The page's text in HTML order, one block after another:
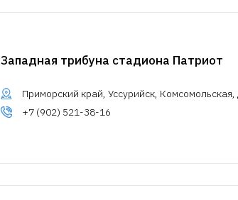
Западная трибуна стадиона Патриот
Приморский край, Уссурийск, Комсомольская,
+7 (902) 521-38-16